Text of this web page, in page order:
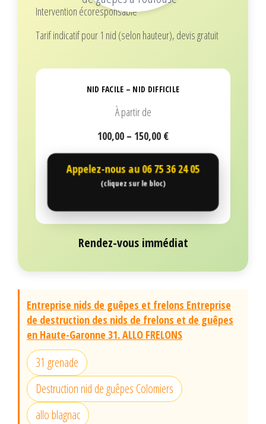
Intervention écoresponsable
Tarif indicatif pour 1 nid (selon hauteur), devis gratuit
NID FACILE – NID DIFFICILE
À partir de
100,00 – 150,00 €
Appelez-nous au06 75 36 24 05
(cliquez sur le bloc)
Rendez-vous immédiat
Entreprise nids de guêpes et frelons Entreprise
de destruction des nids de frelons et de guêpes
en Haute-Garonne 31. ALLO FRELONS
31 grenade
Destruction nid de guêpes Colomiers
allo blagnac